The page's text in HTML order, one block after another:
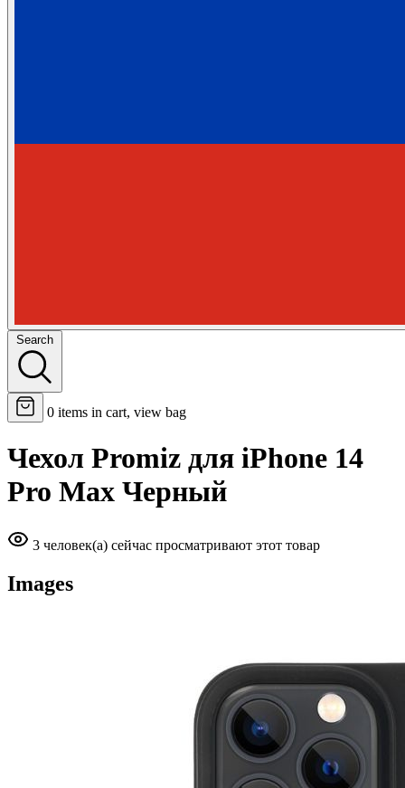
Search
0 items in cart, view bag
Чехол Promiz для iPhone 14
Pro Max Черный
3 человек(а) сейчас просматривают этот товар
Images